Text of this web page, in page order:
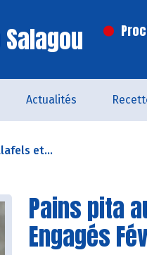
Actualités
et...
Pains pita
Engagés